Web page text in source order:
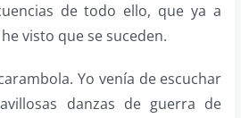
de todo ello, que ya a
visto que se suceden.
Yo venía de escuchar
danzas de guerra de